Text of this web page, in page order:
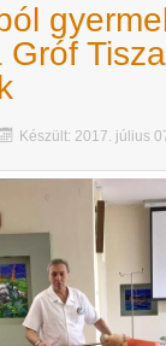
Gróf
Készült: 2017. július